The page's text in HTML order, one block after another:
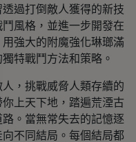
過打倒敵人獲得的新技
風格，並進一步開發在
強大的附魔強化琳瑯滿
特戰鬥方法和策略。
，挑戰威脅人類存續的
上天下地，踏遍荒湮古
。當無常失去的記憶逐
不同結局。每個結局都